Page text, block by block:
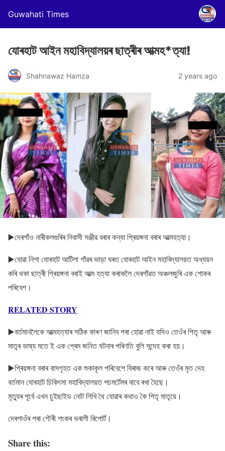
Guwahati Times
যোৰহাট আইন মহাবিদ্যালয়ৰ ছাত্ৰীৰ আত্মহ*ত্যা!
Shahnawaz Hamza 2 years ago
▶️দেৰগাঁও নাৰীকলগুৰিৰ নিবাসী সঞ্জীৱ বৰাৰ কন্যা প্ৰিয়ঙ্গনা বৰাৰ আত্মহত্যা।
▶️যোৱা নিশা যোৰহাট আটিলা গাঁৱৰ ভাড়া ঘৰত যোৰহাট আইন মহাবিদ্যালয়ত অধ্যয়ন
কৰি থকা ছাত্ৰী প্ৰিয়ঙ্গনা বৰাই আত্ম হত্যা কৰাকলৈ দেৰগাঁৱত অঞ্চলজুৰি এক শোকৰ
পৰিবেশ।
RELATED STORY
▶️বৰ্তমানলৈকে আত্মহত্যাৰ সঠিক কাৰণ জানিব পৰা হোৱা নাই যদিও তেওঁৰ পিতৃ আৰু
মাতৃৰ ভাষ্য মতে ই এক প্ৰেম জনিত ঘটনাৰ পৰিণতি বুলি সন্দেহ কৰা হয়।
▶️প্ৰিয়ঙ্গনা বৰাৰ বাসগৃহত এক শুকাকূল পৰিবেশে বিৰাজ কৰে আৰু তেওঁৰ মৃত দেহ
বৰ্তমান যোৰহাট চিকিৎসা মহাবিদ্যালয়ত পচমৰ্টেমৰ বাবে ৰখা হৈছে।
মৃত্যুৰ পূৰ্বে এখন চুইছাইড নোট লিখি থৈ যোৱাৰ কথাও কৈ পিতৃ মাতৃয়ে।
দেৰগাওঁৰ পৰা গৌৰী শংকৰ ভৰালী ৰিপোৰ্ট।
Share this: